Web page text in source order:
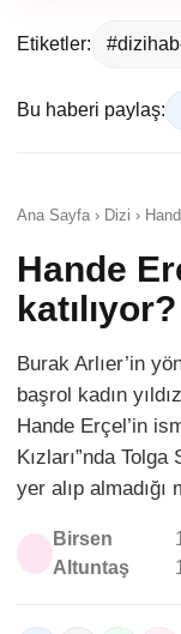
Etiketler:
Bu haberi paylaş:
Ana Sayfa › Dizi ›
Hande
katılıyor?
Burak Arlıer’in
başrol kadın
Hande Erçel’in
Kızları”nda
yer alıp
Birsen
Altuntaş